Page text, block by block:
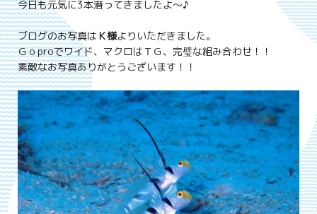
今日も元気に3本潜ってきましたよ～♪
ブログのお写真は Ｋ様よりいただきました。
Ｇｏproでワイド、マクロはＴＧ、完璧な組み合わせ！！
素敵なお写真ありがとうございます！！